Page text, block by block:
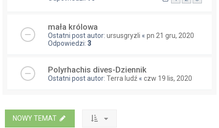
mała królowa
Ostatni post autor: ursusgryzli « pn 21 gru, 2020
Odpowiedzi: 3
Polyrhachis dives-Dziennik
Ostatni post autor: Terra ludź « czw 19 lis, 2020
NOWY TEMAT